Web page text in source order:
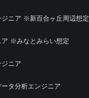
ジニア ※新百合ヶ丘周辺想定
ア ※みなとみらい想定
ジニア
ータ分析エンジニア